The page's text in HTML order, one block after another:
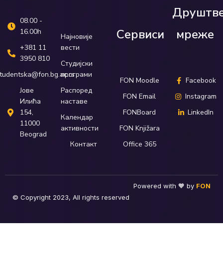
08.00 -
16.00h
+381 11
3950 810
Јове
Илића
154,
11000
Beograd
Најновије
вести
Студијски
програми
Распоред
наставе
Календар
активности
Контакт
Сервиси
FON Moodle
FON Email
FONBoard
FON Knjižara
Office 365
мреже
Facebook
Instagram
LinkedIn
Powered with 🧡 by FON
© Copyright 2023, All rights reserved